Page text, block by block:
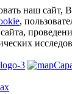
наш сайт,
,